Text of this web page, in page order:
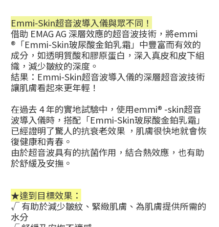
Emmi-Skin超音波導入儀與眾不同！
借助EMAG AG深層效應的超音波技術，將emmi
® 「Emmi-Skin玻尿酸金鉑乳霜」 中豐富而有效的
成分，如透明質酸和膠原蛋白，深入真皮和皮下組
織， 減少皺紋的深度。
結果： Emmi-Skin超音波導入儀的深層超音波技術
讓肌膚看起來更年輕！
在過去 4年的實地試驗中，使用emmi® -skin超音
波導入儀時，搭配「Emmi-Skin玻尿酸金鉑乳霜」
已經證明了驚人的抗衰老效果 ， 肌膚很快地就會恢
復健康和青春。
由於超音波具有的抗菌作用， 結合熱效應， 也有助
於舒緩及安撫。
★達到目標效果：
√ 有助於減少皺紋、緊緻肌膚、為肌膚提供所需的
水分